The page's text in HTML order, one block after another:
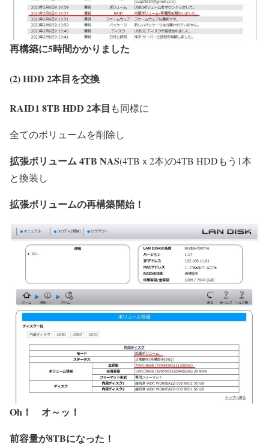
再構築に5時間かかりました
(2) HDD 2本目を交換
RAID1 8TB HDD 2本目 も同様に
全てのボリュームを削除し
拡張ボリューム 4TB NAS(4TBｘ2本)の4TB HDDもう1本
と換装し
拡張ボリュームの再構築開始！
Oh！ オ～ッ！
前容量が8TBになった！